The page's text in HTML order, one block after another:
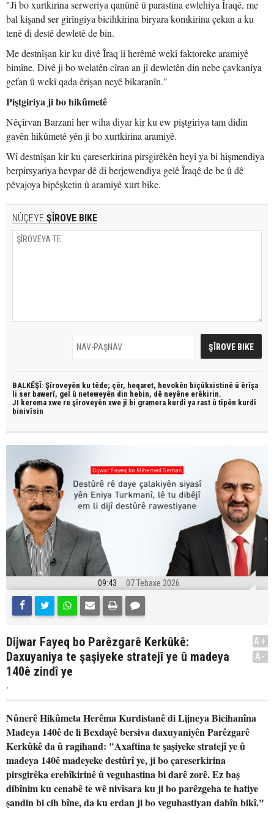
"Ji bo xurtkirina serweriya qanûnê û parastina ewlehiya Îraqê, me
bal kişand ser girîngiya bicihkirina biryara komkirina çekan a ku
tenê di destê dewletê de bin.
Me destnîşan kir ku divê Îraq li herêmê wekî faktoreke aramiyê
bimîne. Divê ji bo welatên cîran an jî dewletên din nebe çavkaniya
gefan û wekî qada êrişan neyê bikaranîn."
Piştgiriya ji bo hikûmetê
Nêçîrvan Barzanî her wiha diyar kir ku ew piştgiriya tam didin
gavên hikûmetê yên ji bo xurtkirina aramiyê.
Wî destnîşan kir ku çareserkirina pirsgirêkên heyî ya bi hişmendiya
berpirsyariya hevpar dê di berjewendiya gelê Îraqê de be û dê
pêvajoya bipêşketin û aramiyê xurt bike.
NÛÇEYE ŞÎROVE BIKE
BALKÊŞÎ: Şîroveyên ku têde; çêr, heqaret, hevokên biçûkxistinê û êrîşa
li ser bawerî, gel û neteweyên din hebin, dê neyêne erêkirin.
JI kerema xwe re şîroveyên xwe jî bi gramera kurdî ya rast û tîpên kurdî
binivîsin
09:43 07 Tebaxe 2026
Dijwar Fayeq bo Parêzgarê Kerkûkê:
Daxuyaniya te şaşiyeke stratejî ye û madeya
140ê zindî ye
.
A+
A-
Nûnerê Hikûmeta Herêma Kurdistanê di Lijneya Bicihanîna
Madeya 140ê de li Bexdayê bersiva daxuyaniyên Parêzgarê
Kerkûkê da û ragihand: "Axaftina te şaşiyeke stratejî ye û
madeya 140ê madeyeke destûrî ye, ji bo çareserkirina
pirsgirêka erebîkirinê û veguhastina bi darê zorê. Ez baş
dibînim ku cenabê te wê nivîsara ku ji bo parêzgeha te hatiye
şandin bi cih bîne, da ku erdan ji bo veguhastiyan dabîn bikî."